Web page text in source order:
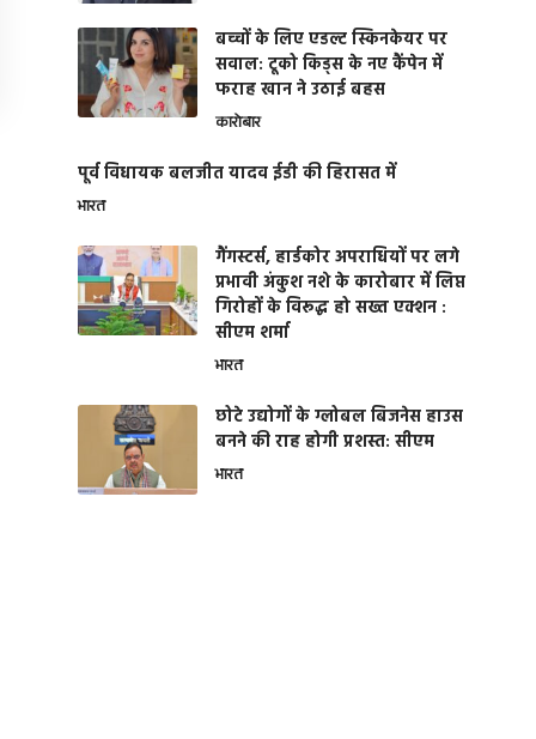
बच्चों के लिए एडल्ट स्किनकेयर पर
सवाल: टूको किड्स के नए कैंपेन में
फराह खान ने उठाई बहस
कारोबार
पूर्व विधायक बलजीत यादव ईडी की हिरासत में
भारत
गैंगस्टर्स, हार्डकोर अपराधियों पर लगे
प्रभावी अंकुश नशे के कारोबार में लिप्त
गिरोहों के विरूद्ध हो सख्त एक्शन :
सीएम शर्मा
भारत
छोटे उद्योगों के ग्लोबल बिजनेस हाउस
बनने की राह होगी प्रशस्त: सीएम
भारत